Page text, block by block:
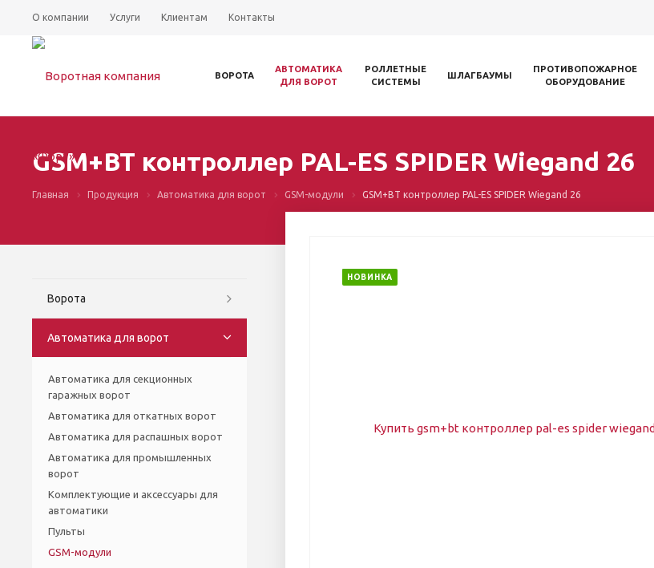
О компании Услуги Клиентам Контакты
ВОРОТА
АВТОМАТИКА
ДЛЯ ВОРОТ
РОЛЛЕТНЫЕ
СИСТЕМЫ
ШЛАГБАУМЫ
ПРОТИВОПОЖАРНОЕ
ОБОРУДОВАНИЕ
GSM+BT контроллер PAL-ES SPIDER Wiegand 26
Главная Продукция Автоматика для ворот GSM-модули GSM+BT контроллер PAL-ES SPIDER Wiegand 26
НОВИНКА
Ворота
Автоматика для ворот
Автоматика для секционных
гаражных ворот
Автоматика для откатных ворот
Автоматика для распашных ворот
Автоматика для промышленных
ворот
Комплектующие и аксессуары для
автоматики
Пульты
GSM-модули